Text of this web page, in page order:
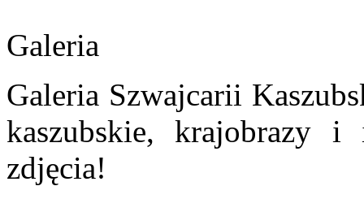
Galeria
Galeria Szwajcarii
kaszubskie, krajobrazy
zdjęcia!